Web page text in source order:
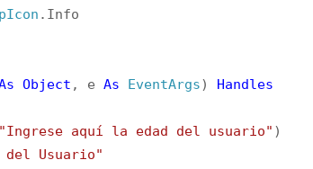
.Info
Object , e As EventArgs) Handles
"Ingrese aquí la edad del usuario" )
del Usuario"